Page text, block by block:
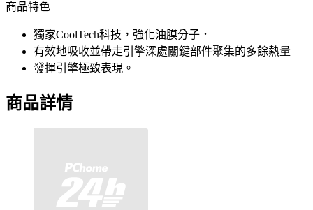
商品特色
獨家CoolTech科技，強化油膜分子．
有效地吸收並帶走引擎深處關鍵部件聚集的多餘熱量
發揮引擎極致表現。
商品詳情